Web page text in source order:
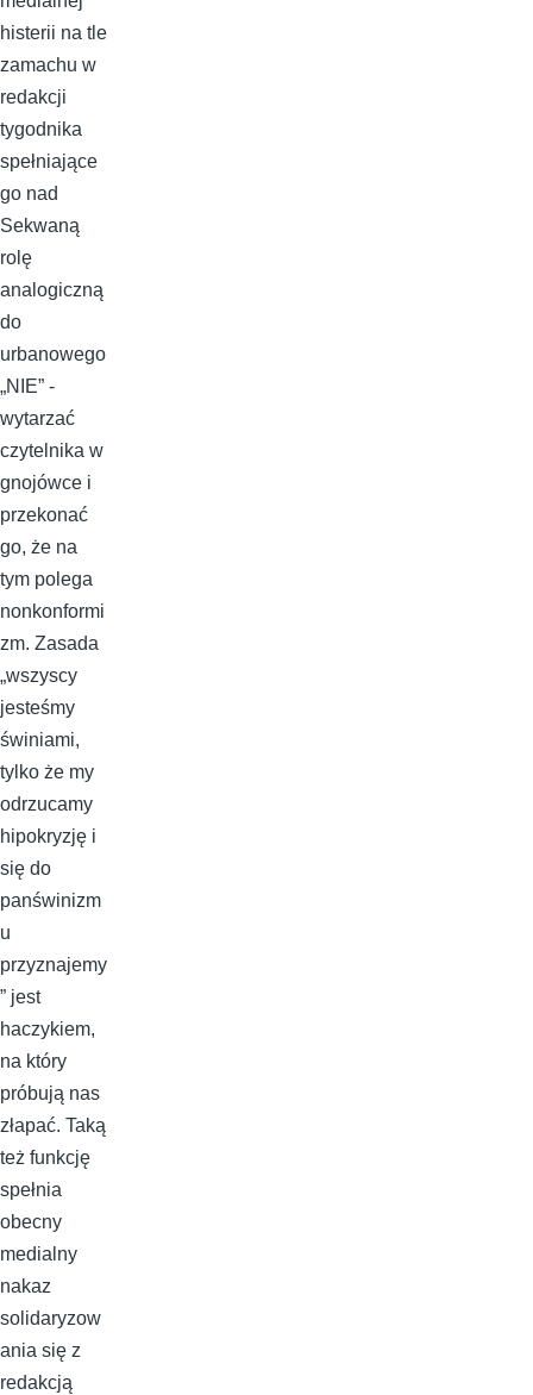
histerii na tle
zamachu w
redakcji
tygodnika
spełniające
go nad
Sekwaną
rolę
analogiczną
do
urbanowego
„NIE” -
wytarzać
czytelnika w
gnojówce i
przekonać
go, że na
tym polega
nonkonformi
zm. Zasada
„wszyscy
jesteśmy
świniami,
tylko że my
odrzucamy
hipokryzję i
się do
panświnizm
u
przyznajemy
” jest
haczykiem,
na który
próbują nas
złapać. Taką
też funkcję
spełnia
obecny
medialny
nakaz
solidaryzow
ania się z
redakcją